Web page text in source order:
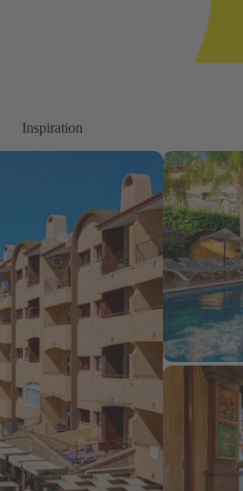
Inspiration